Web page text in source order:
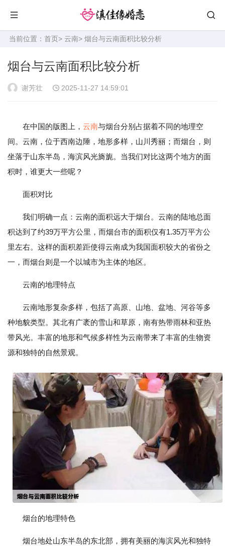
当前位置： 首页> 云南> 烟台与云南面积比较分析
烟台与云南面积比较分析
谢芳壮 2025-11-27 14:59:01
在中国的版图上， 云南与烟台分别占据着不同的地理空
间。云南，位于西南边陲，地形多样，山川秀丽；而烟台，则
坐落于山东半岛，海滨风光旖旎。当我们对比这两个地方的面
积时，谁更大一些呢？
面积对比
我们明确一点：云南的面积远大于烟台。云南的陆地总面
积达到了约39万平方公里，而烟台市的面积仅有1.35万平方公
里左右。这样的面积差距使得云南成为我国面积较大的省份之
一，而烟台则是一个以城市为主体的地区。
云南的地理特点
云南地形复杂多样，包括了高原、山地、盆地、河谷等多
种地貌类型。其北有广袤的雪山和草原，南有热带雨林和亚热
带风光。丰富的地形和气候多样性为云南带来了丰富的生物资
源和独特的自然景观。
烟台的地理特色
烟台地处山东半岛的东北部，拥有美丽的海滨风光和独特